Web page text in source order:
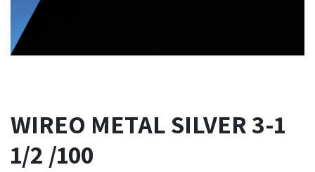
WIREO METAL SILVER 3-1
1/2 /100